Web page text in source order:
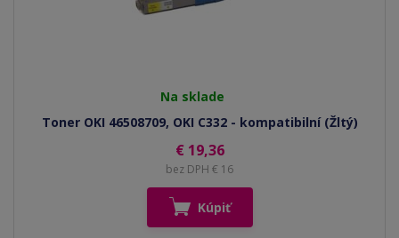
Na sklade
Toner OKI 46508709, OKI C332 - kompatibilní (Žltý)
€ 19,36
bez DPH € 16
Kúpiť